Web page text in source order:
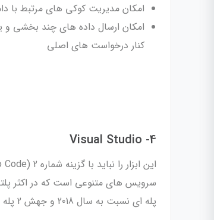
امکان مدیریت کوکی های مرتبط با
کنار درخواست های اصلی
4- Visual Studio
پله ای نسبت به سال 2018 و جهش 2 پله ای در سال 2019 به عنوان یکی از بهترین IDE ها سال 2020 محسوب می گردد.